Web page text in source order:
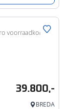
1.5 Advance | Full Hybrid | 8 jaar garantie | 2000 euro voorraadkorting | Apple Carplay / Android auto | PDC voor en achter | Stuur en Stoelverwarming
39.800,-
BREDA